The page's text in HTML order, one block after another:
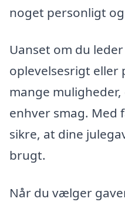
noget personligt
Uanset om du
oplevelsesrigt eller
mange
enhver smag. Med
sikre, at dine
brugt.
Når du vælger